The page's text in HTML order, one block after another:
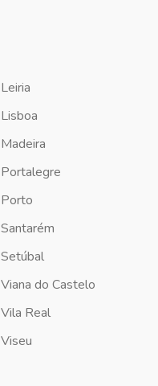
Leiria
Lisboa
Madeira
Portalegre
Porto
Santarém
Setúbal
Viana do Castelo
Vila Real
Viseu